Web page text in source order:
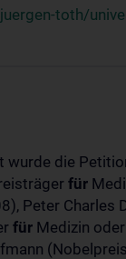
toth/
wurde die
für
Peter Charles
für Medizin oder